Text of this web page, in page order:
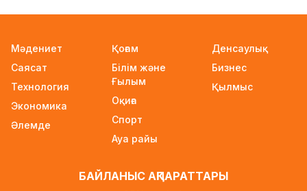
білім гранттары иегерлерінің тізімі
жарияланды
1 күн бұрын
Ауылға көшетін IT-мамандар мен
архивистерге 10,8 млн теңгеге дейін тұрғын
үй несиесі берілуі мүмкін
Футболдан Қазақстан құрамасына жаңа бас
Мәдениет
Саясат
Технология
Экономика
Әлемде
Қоғам
Білім және
Ғылым
Оқиға
Спорт
Ауа райы
Денсаулық
Бизнес
Қылмыс
БАЙЛАНЫС АҚПАРАТТАРЫ